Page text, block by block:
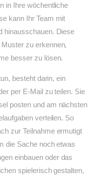
in Ihre wöchentliche
kann Ihr Team mit
hinausschauen. Diese
zu erkennen,
besser zu lösen.
besteht darin, ein
per E-Mail zu teilen. Sie
posten und am nächsten
verteilen. So
zur Teilnahme ermutigt
die Sache noch etwas
einbauen oder das
spielerisch gestalten,